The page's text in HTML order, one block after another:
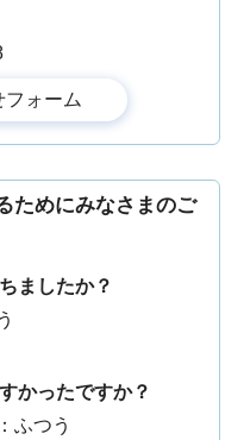
ためにみなさまのご
ましたか？
かったですか？
ふつう